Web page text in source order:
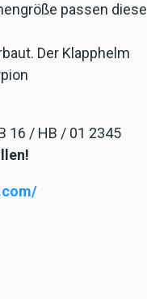
passen diese
Der Klapphelm
16 / HB / 01 2345